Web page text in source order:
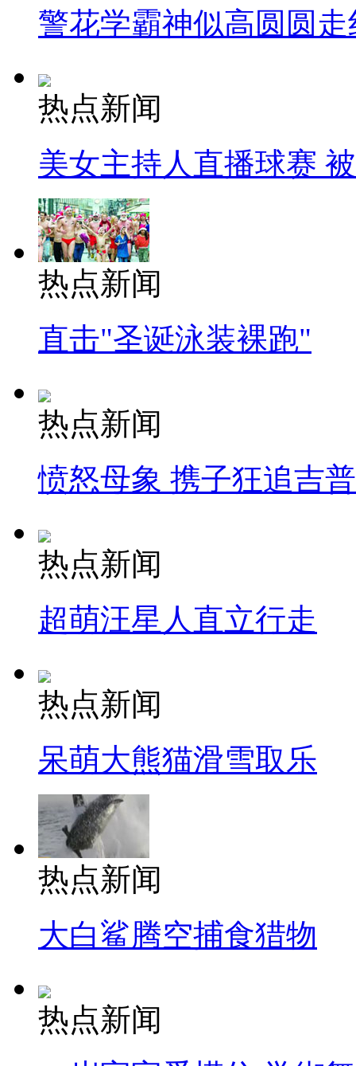
警花学霸神似高圆圆走
热点新闻
美女主持人直播球赛
热点新闻
直击"圣诞泳装裸跑"
热点新闻
愤怒母象 携子狂追吉
热点新闻
超萌汪星人直立行走
热点新闻
呆萌大熊猫滑雪取乐
热点新闻
大白鲨腾空捕食猎物
热点新闻